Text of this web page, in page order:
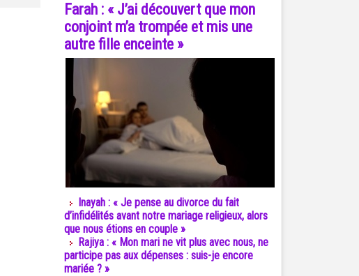
Farah : « J’ai découvert que mon
conjoint m’a trompée et mis une
autre fille enceinte »
Inayah : « Je pense au divorce du fait
d’infidélités avant notre mariage religieux, alors
que nous étions en couple »
Rajiya : « Mon mari ne vit plus avec nous, ne
participe pas aux dépenses : suis-je encore
mariée ? »